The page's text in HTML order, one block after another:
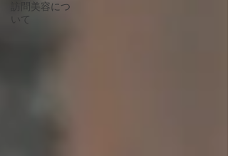
訪問美容につ
いて